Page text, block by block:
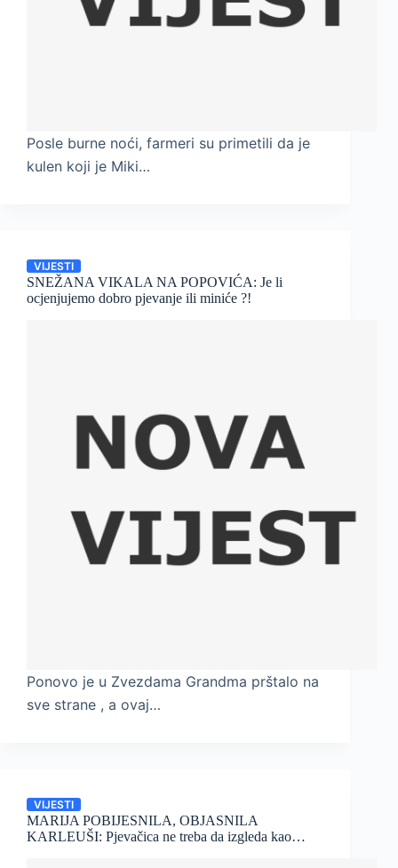
Posle burne noći, farmeri su primetili da je
kulen koji je Miki…
VIJESTI
SNEŽANA VIKALA NA POPOVIĆA: Je li
ocjenjujemo dobro pjevanje ili miniće ?!
Ponovo je u Zvezdama Grandma prštalo na
sve strane , a ovaj…
VIJESTI
MARIJA POBIJESNILA, OBJASNILA
KARLEUŠI: Pjevačica ne treba da izgleda kao…